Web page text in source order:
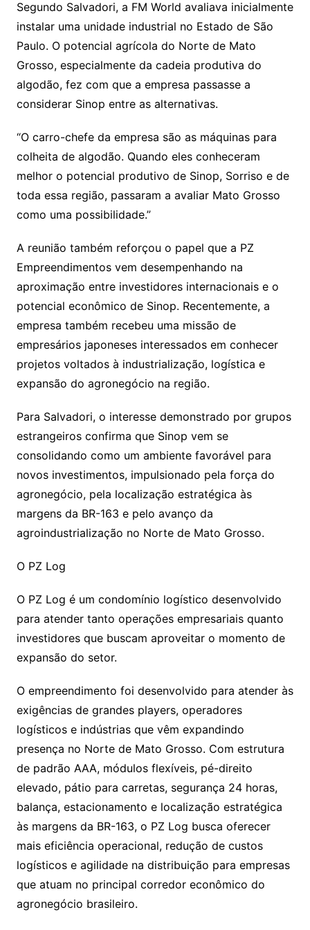
Segundo Salvadori, a FM World avaliava inicialmente
instalar uma unidade industrial no Estado de São
Paulo. O potencial agrícola do Norte de Mato
Grosso, especialmente da cadeia produtiva do
algodão, fez com que a empresa passasse a
considerar Sinop entre as alternativas.
“O carro-chefe da empresa são as máquinas para
colheita de algodão. Quando eles conheceram
melhor o potencial produtivo de Sinop, Sorriso e de
toda essa região, passaram a avaliar Mato Grosso
como uma possibilidade.”
A reunião também reforçou o papel que a PZ
Empreendimentos vem desempenhando na
aproximação entre investidores internacionais e o
potencial econômico de Sinop. Recentemente, a
empresa também recebeu uma missão de
empresários japoneses interessados em conhecer
projetos voltados à industrialização, logística e
expansão do agronegócio na região.
Para Salvadori, o interesse demonstrado por grupos
estrangeiros confirma que Sinop vem se
consolidando como um ambiente favorável para
novos investimentos, impulsionado pela força do
agronegócio, pela localização estratégica às
margens da BR-163 e pelo avanço da
agroindustrialização no Norte de Mato Grosso.
O PZ Log
O PZ Log é um condomínio logístico desenvolvido
para atender tanto operações empresariais quanto
investidores que buscam aproveitar o momento de
expansão do setor.
O empreendimento foi desenvolvido para atender às
exigências de grandes players, operadores
logísticos e indústrias que vêm expandindo
presença no Norte de Mato Grosso. Com estrutura
de padrão AAA, módulos flexíveis, pé-direito
elevado, pátio para carretas, segurança 24 horas,
balança, estacionamento e localização estratégica
às margens da BR-163, o PZ Log busca oferecer
mais eficiência operacional, redução de custos
logísticos e agilidade na distribuição para empresas
que atuam no principal corredor econômico do
agronegócio brasileiro.